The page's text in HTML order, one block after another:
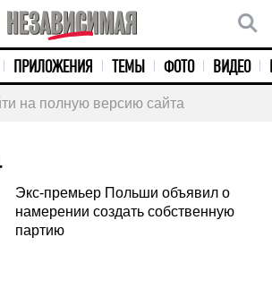
ПРИЛОЖЕНИЯ ТЕМЫ ФОТО ВИДЕО
на полную версию сайта
Экс-премьер Польши объявил о
намерении создать собственную
партию